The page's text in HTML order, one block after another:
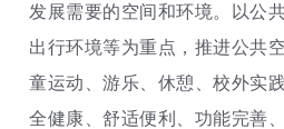
发展需要的空间和环境。以公
出行环境等为重点，推进公共
童运动、游乐、休憩、校外实
全健康、舒适便利、功能完善